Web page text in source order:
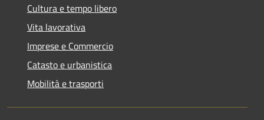
Cultura e tempo libero
Vita lavorativa
Imprese e Commercio
Catasto e urbanistica
Mobilità e trasporti